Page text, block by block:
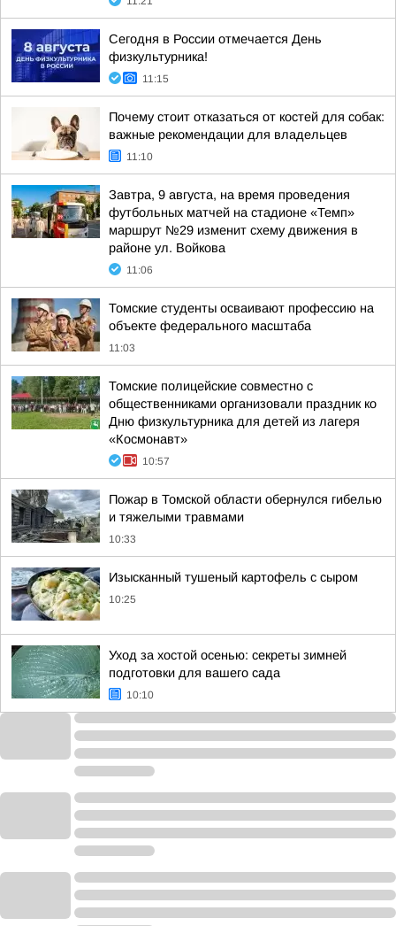
Сегодня в России отмечается День
физкультурника!
11:15
Почему стоит отказаться от костей для собак:
важные рекомендации для владельцев
11:10
Завтра, 9 августа, на время проведения
футбольных матчей на стадионе «Темп»
маршрут №29 изменит схему движения в
районе ул. Войкова
11:06
Томские студенты осваивают профессию на
объекте федерального масштаба
11:03
Томские полицейские совместно с
общественниками организовали праздник ко
Дню физкультурника для детей из лагеря
«Космонавт»
10:57
Пожар в Томской области обернулся гибелью
и тяжелыми травмами
10:33
Изысканный тушеный картофель с сыром
10:25
Уход за хостой осенью: секреты зимней
подготовки для вашего сада
10:10